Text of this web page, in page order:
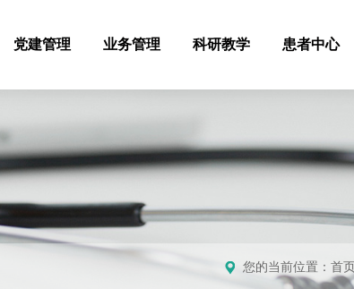
党建管理 业务管理 科研教学 患者中心
您的当前位置： 首页